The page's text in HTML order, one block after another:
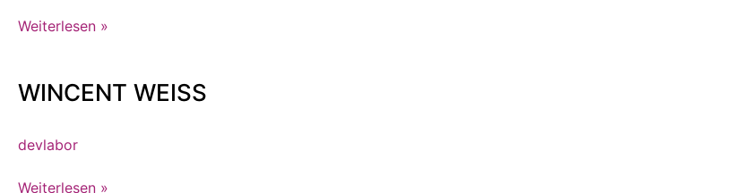
Weiterlesen »
WINCENT WEISS
devlabor
WINCENT
Weiterlesen »